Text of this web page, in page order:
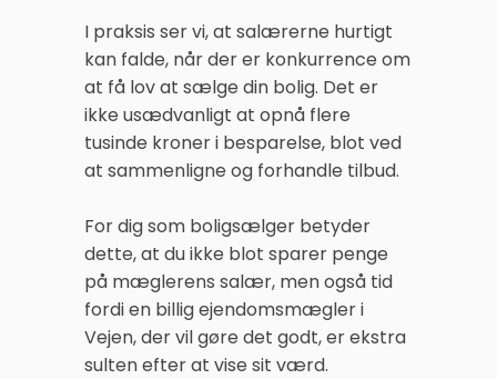
I praksis ser vi, at salærerne hurtigt
kan falde, når der er konkurrence om
at få lov at sælge din bolig. Det er
ikke usædvanligt at opnå flere
tusinde kroner i besparelse, blot ved
at sammenligne og forhandle tilbud.
For dig som boligsælger betyder
dette, at du ikke blot sparer penge
på mæglerens salær, men også tid
fordi en billig ejendomsmægler i
Vejen, der vil gøre det godt, er ekstra
sulten efter at vise sit værd.